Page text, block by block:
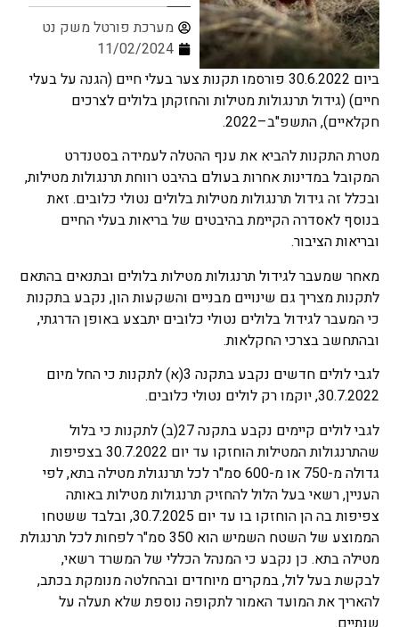
מערכת פורטל משק נט
11/02/2024
ביום 30.6.2022 פורסמו תקנות צער בעלי חיים (הגנה על בעלי
חיים) (גידול תרנגולות מטילות והחזקתן בלולים לצרכים
חקלאיים), התשפ"ב–2022.
מטרת התקנות להביא את ענף ההטלה לעמידה בסטנדרט
המקובל במדינות אחרות בעולם בהיבט רווחת תרנגולות מטילות,
ובכלל זה גידול תרנגולות מטילות בלולים נטולי כלובים. זאת
בנוסף לאסדרה הקיימת בהיבטים של בריאות בעלי החיים
ובריאות הציבור.
מאחר שמעבר לגידול תרנגולות מטילות בלולים ובתנאים בהתאם
לתקנות מצריך גם שינויים מבניים והשקעות הון, נקבע בתקנות
כי המעבר לגידול בלולים נטולי כלובים יתבצע באופן הדרגתי,
ובהתחשב בצרכי החקלאות.
לגבי לולים חדשים נקבע בתקנה 3(א) לתקנות כי החל מיום
30.7.2022, יוקמו רק לולים נטולי כלובים.
לגבי לולים קיימים נקבע בתקנה 27(ב) לתקנות כי בלול
שהתרנגולות המטילות הוחזקו עד יום 30.7.2022 בצפיפות
גדולה מ-750 או מ-600 סמ"ר לכל תרנגולת מטילה בתא, לפי
העניין, רשאי בעל הלול להחזיק תרנגולות מטילות באותה
צפיפות בה הן הוחזקו בו עד יום 30.7.2025, ובלבד ששטחו
הממוצע של השטח השמיש הוא 350 סמ"ר לפחות לכל תרנגולת
מטילה בתא. כן נקבע כי המנהל הכללי של המשרד רשאי,
לבקשת בעל לול, במקרים מיוחדים ובהחלטה מנומקת בכתב,
להאריך את המועד האמור לתקופה נוספת שלא תעלה על